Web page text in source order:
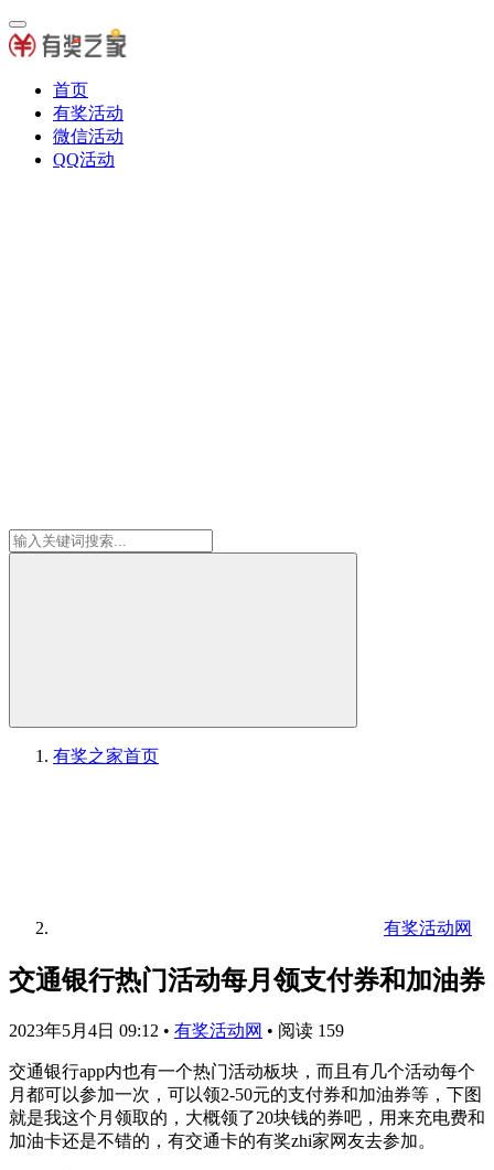
首页
有奖活动
微信活动
QQ活动
有奖之家首页
有奖活动网
交通银行热门活动每月领支付券和加油券
2023年5月4日 09:12 • 有奖活动网 • 阅读 159
交通银行app内也有一个热门活动板块，而且有几个活动每个
月都可以参加一次，可以领2-50元的支付券和加油券等，下图
就是我这个月领取的，大概领了20块钱的券吧，用来充电费和
加油卡还是不错的，有交通卡的有奖zhi家网友去参加。